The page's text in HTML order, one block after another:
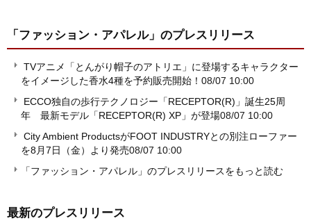
「ファッション・アパレル」 のプレスリリース
TVアニメ「とんがり帽子のアトリエ」に登場するキャラクター
をイメージした香水4種を予約販売開始！ 08/07 10:00
ECCO独自の歩行テクノロジー「RECEPTOR(R)」誕生25周
年 最新モデル「RECEPTOR(R) XP」が登場08/07 10:00
City Ambient ProductsがFOOT INDUSTRYとの別注ローファー
を8月7日（金）より発売08/07 10:00
「ファッション・アパレル」のプレスリリースをもっと読む
最新のプレスリリース